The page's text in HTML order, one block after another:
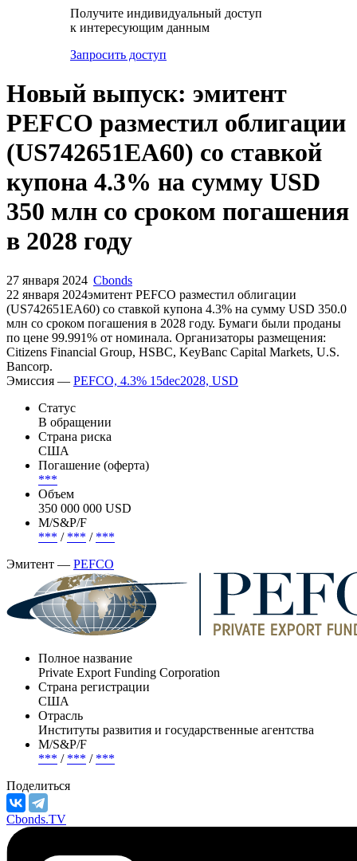
Получите индивидуальный доступ
к интересующим данным
Запросить доступ
Новый выпуск: эмитент
PEFCO разместил облигации
(US742651EA60) со ставкой
купона 4.3% на сумму USD
350 млн со сроком погашения
в 2028 году
27 января 2024 Cbonds
22 января 2024эмитент PEFCO разместил облигации
(US742651EA60) cо ставкой купона 4.3% на сумму USD 350.0
млн со сроком погашения в 2028 году. Бумаги были проданы
по цене 99.991% от номинала. Организаторы размещения:
Citizens Financial Group, HSBC, KeyBanc Capital Markets, U.S.
Bancorp.
Эмиссия — PEFCO, 4.3% 15dec2028, USD
Статус
В обращении
Страна риска
США
Погашение (оферта)
***
Объем
350 000 000 USD
М/S&P/F
*** / *** / ***
Эмитент — PEFCO
Полное название
Private Export Funding Corporation
Страна регистрации
США
Отрасль
Институты развития и государственные агентства
М/S&P/F
*** / *** / ***
Поделиться
Cbonds.TV